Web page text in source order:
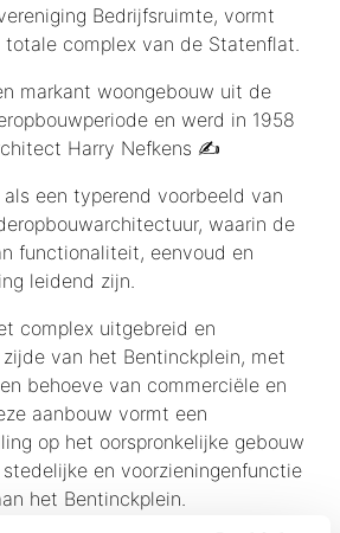
Bedrijfsruimte, vormt
complex van de Statenflat.
markant woongebouw uit de
en werd in 1958
Harry Nefkens ✍️
een typerend voorbeeld van
waarin de
functionaliteit, eenvoud en
leidend zijn.
complex uitgebreid en
van het Bentinckplein, met
behoeve van commerciële en
aanbouw vormt een
op het oorspronkelijke gebouw
en voorzieningenfunctie
het Bentinckplein.